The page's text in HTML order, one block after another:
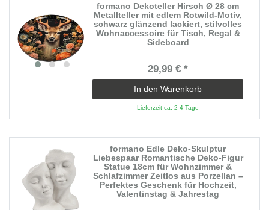
formano Dekoteller Hirsch Ø 28 cm
Metallteller mit edlem Rotwild-Motiv,
schwarz glänzend lackiert, stilvolles
Wohnaccessoire für Tisch, Regal &
Sideboard
29,99 € *
In den Warenkorb
Lieferzeit ca. 2-4 Tage
formano Edle Deko-Skulptur
Liebespaar Romantische Deko-Figur
Statue 18cm für Wohnzimmer &
Schlafzimmer Zeitlos aus Porzellan –
Perfektes Geschenk für Hochzeit,
Valentinstag & Jahrestag